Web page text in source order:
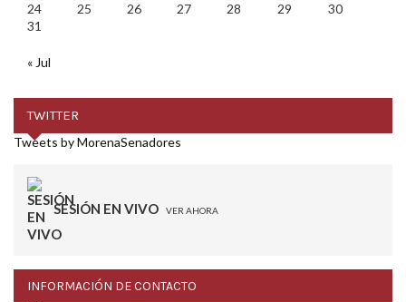
24
25 26 27 28 29
30
31
« Jul
TWITTER
Tweets by MorenaSenadores
SESIÓN EN VIVO VER AHORA
INFORMACIÓN DE CONTACTO